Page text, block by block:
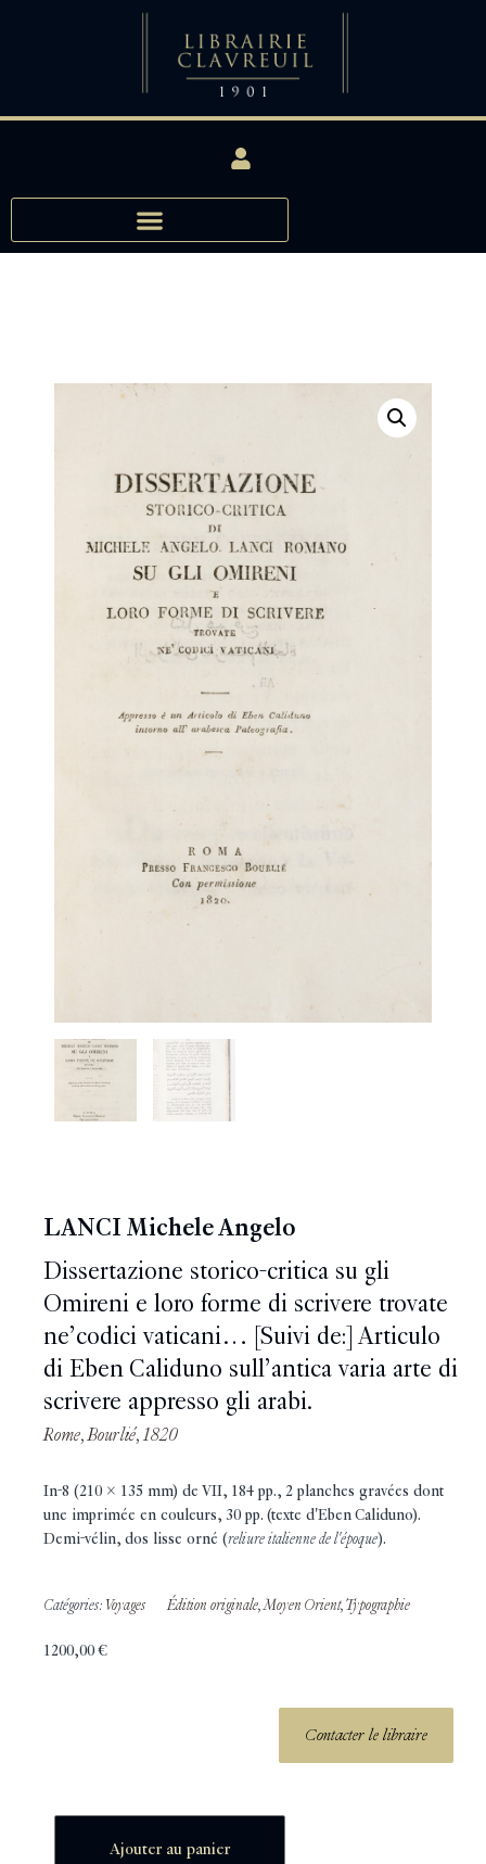
LANCI Michele Angelo
Dissertazione storico-critica su gli
Omireni e loro forme di scrivere trovate
ne’codici vaticani… [Suivi de:] Articulo
di Eben Caliduno sull’antica varia arte di
scrivere appresso gli arabi.
Rome, Bourlié, 1820
In-8 (210 x 135 mm) de VII, 184 pp., 2 planches gravées dont
une imprimée en couleurs, 30 pp. (texte d'Eben Caliduno).
Demi-vélin, dos lisse orné (reliure italienne de l'époque).
Catégories: Voyages Édition originale,Moyen Orient, Typographie
1200,00€
Contacter le libraire
Ajouter au panier